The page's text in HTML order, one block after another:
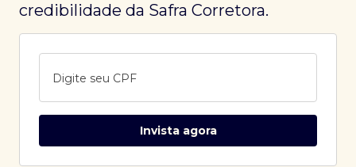
credibilidade da Safra Corretora.
Digite seu CPF
Invista agora